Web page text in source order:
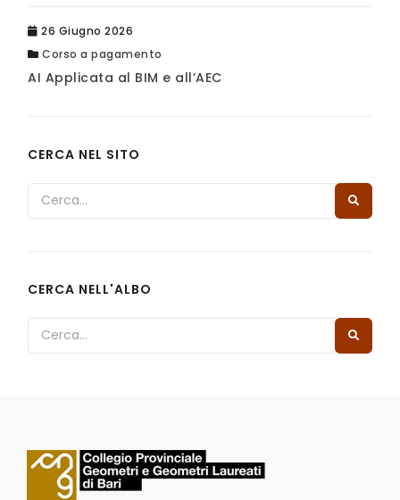
26 Giugno 2026
Corso a pagamento
AI Applicata al BIM e all’AEC
CERCA NEL SITO
CERCA NELL'ALBO